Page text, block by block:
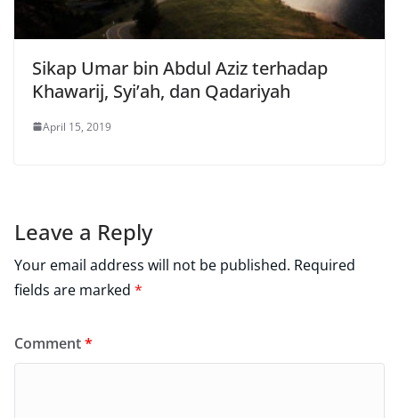
Sikap Umar bin Abdul Aziz terhadap
Khawarij, Syi’ah, dan Qadariyah
April 15, 2019
Leave a Reply
Your email address will not be published. Required
fields are marked *
Comment*